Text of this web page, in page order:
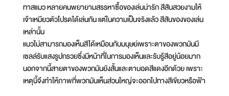
ทาสแมว หลายคนพยายามสรรหาซื้อของเล่นน่ารัก สีสันสวยงามให้
เจ้าเหมียวตัวโปรดได้เล่นกัน แต่ในความเป็นจริงแล้ว สีสันของของเล่น
เหล่านั้น
แมวไม่สามารถมองเห็นสีได้เหมือนกับมนุษย์เพราะตาของพวกมันมี
เซลล์รับแสงรูปกรวยซึ่งมีหน้าที่ในการมองเห็นและรับรู้สีอยู่น้อยมาก
นอกจากนี้สายตาของพวกมันยังสั้นและตาบอดสีแดงอีกด้วย เพราะ
เหตุนี้จึงทำให้ภาพที่พวกมันเห็นส่วนใหญ่จะออกไปทางสีเขียวหรือฟ้า